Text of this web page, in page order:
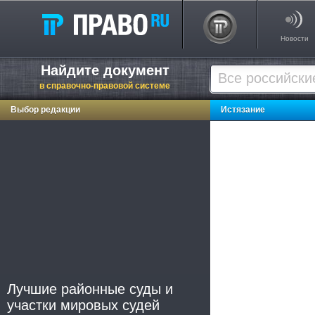
Новости
Найдите документ
в справочно-правовой системе
Выбор редакции
Лучшие районные суды и
участки мировых судей
Истязание